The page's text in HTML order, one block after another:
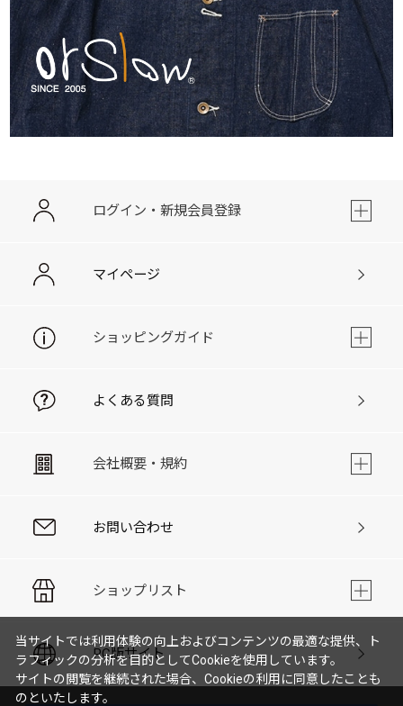
ログイン・新規会員登録
マイページ
ショッピングガイド
よくある質問
会社概要・規約
お問い合わせ
ショップリスト
PC版サイト
当サイトでは利用体験の向上およびコンテンツの最適な提供、ト
ラフィックの分析を目的としてCookieを使用しています。
サイトの閲覧を継続された場合、Cookieの利用に同意したことも
のといたします。